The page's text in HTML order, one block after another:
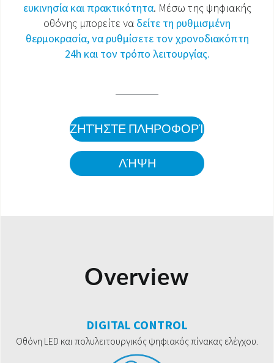
ευκινησία και πρακτικότητα. Μέσω της ψηφιακής
οθόνης μπορείτε να δείτε τη ρυθμισμένη
θερμοκρασία, να ρυθμίσετε τον χρονοδιακόπτη
24h και τον τρόπο λειτουργίας.
ΖΗΤΉΣΤΕ ΠΛΗΡΟΦΟΡΊΕΣ
ΛΉΨΗ
Overview
DIGITAL CONTROL
Οθόνη LED και πολυλειτουργικός ψηφιακός πίνακας ελέγχου.